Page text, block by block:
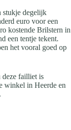
stukje degelijk
euro voor een
kostende Brilstern in
een tentje tekent.
het vooral goed op
deze failliet is
winkel in Heerde en